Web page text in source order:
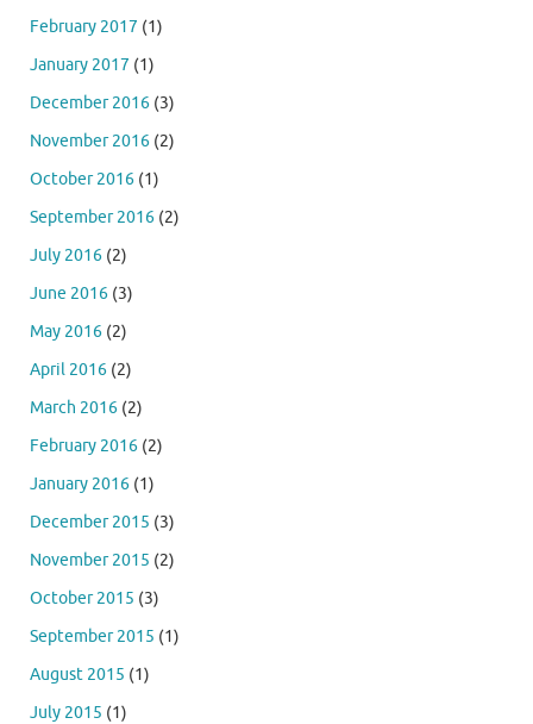
February 2017 (1)
January 2017 (1)
December 2016 (3)
November 2016 (2)
October 2016 (1)
September 2016 (2)
July 2016 (2)
June 2016 (3)
May 2016 (2)
April 2016 (2)
March 2016 (2)
February 2016 (2)
January 2016 (1)
December 2015 (3)
November 2015 (2)
October 2015 (3)
September 2015 (1)
August 2015 (1)
July 2015 (1)